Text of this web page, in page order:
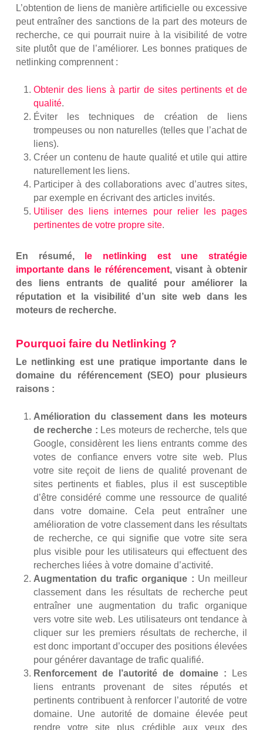
L’obtention de liens de manière artificielle ou excessive
peut entraîner des sanctions de la part des moteurs de
recherche, ce qui pourrait nuire à la visibilité de votre
site plutôt que de l’améliorer. Les bonnes pratiques de
netlinking comprennent :
Obtenir des liens à partir de sites pertinents et de
qualité.
Éviter les techniques de création de liens
trompeuses ou non naturelles (telles que l’achat de
liens).
Créer un contenu de haute qualité et utile qui attire
naturellement les liens.
Participer à des collaborations avec d’autres sites,
par exemple en écrivant des articles invités.
Utiliser des liens internes pour relier les pages
pertinentes de votre propre site.
En résumé,
le netlinking est une stratégie
importante dans le référencement, visant à obtenir
des liens entrants de qualité pour améliorer la
réputation et la visibilité d’un site web dans les
moteurs de recherche.
Pourquoi faire du Netlinking ?
Le netlinking est une pratique importante dans le
domaine du référencement (SEO) pour plusieurs
raisons :
Amélioration du classement dans les moteurs
de recherche : Les moteurs de recherche, tels que
Google, considèrent les liens entrants comme des
votes de confiance envers votre site web. Plus
votre site reçoit de liens de qualité provenant de
sites pertinents et fiables, plus il est susceptible
d’être considéré comme une ressource de qualité
dans votre domaine. Cela peut entraîner une
amélioration de votre classement dans les résultats
de recherche, ce qui signifie que votre site sera
plus visible pour les utilisateurs qui effectuent des
recherches liées à votre domaine d’activité.
Augmentation du trafic organique : Un meilleur
classement dans les résultats de recherche peut
entraîner une augmentation du trafic organique
vers votre site web. Les utilisateurs ont tendance à
cliquer sur les premiers résultats de recherche, il
est donc important d’occuper des positions élevées
pour générer davantage de trafic qualifié.
Renforcement de l’autorité de domaine : Les
liens entrants provenant de sites réputés et
pertinents contribuent à renforcer l’autorité de votre
domaine. Une autorité de domaine élevée peut
rendre votre site plus crédible aux yeux des